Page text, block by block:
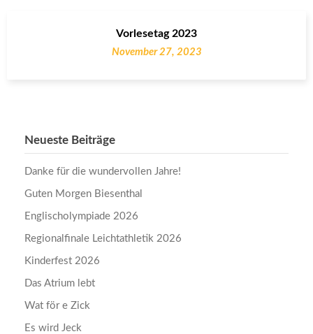
Vorlesetag 2023
November 27, 2023
Neueste Beiträge
Danke für die wundervollen Jahre!
Guten Morgen Biesenthal
Englischolympiade 2026
Regionalfinale Leichtathletik 2026
Kinderfest 2026
Das Atrium lebt
Wat för e Zick
Es wird Jeck